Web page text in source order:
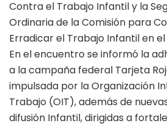
Contra el Trabajo Infantil y la
Ordinaria de la Comisión para
Erradicar el Trabajo Infantil en el
En el encuentro se informó la
a la campaña federal Tarjeta
impulsada por la Organización
Trabajo (OIT), además de
difusión Infantil, dirigidas a